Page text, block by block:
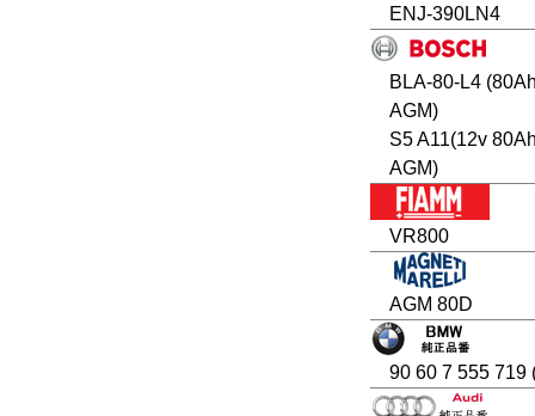
ENJ-390LN4
BLA-80-L4
AGM)
S5 A11(12v
AGM)
VR800
AGM 80D
90 60 7 555 719